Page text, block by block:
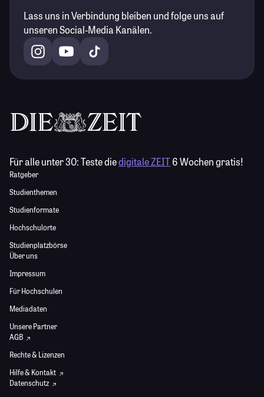
Lass uns in Verbindung bleiben und folge uns auf
unseren Social-Media Kanälen.
Für alle unter 30:Teste diedigitale ZEIT6 Wochen gratis!
Ratgeber
Studienthemen
Studienformate
Hochschulorte
Studienplatzbörse
Über uns
Impressum
Für Hochschulen
Mediadaten
Unsere Partner
AGB
Rechte & Lizenzen
Hilfe & Kontakt
Datenschutz